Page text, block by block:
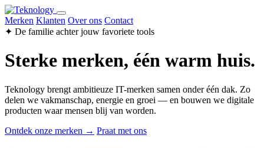
Merken Klanten Over ons Contact
✦ De familie achter jouw favoriete tools
Sterke merken, één warm huis.
Teknology brengt ambitieuze IT-merken samen onder één dak. Zo
delen we vakmanschap, energie en groei — en bouwen we digitale
producten waar mensen blij van worden.
Ontdek onze merken → Praat met ons